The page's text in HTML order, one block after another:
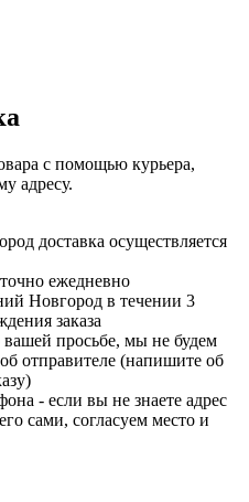
с помощью курьера,
адресу.
доставка осуществляется
ежедневно
Новгород в течении 3
заказа
просьбе, мы не будем
отправителе (напишите об
- если вы не знаете адрес
сами, согласуем место и